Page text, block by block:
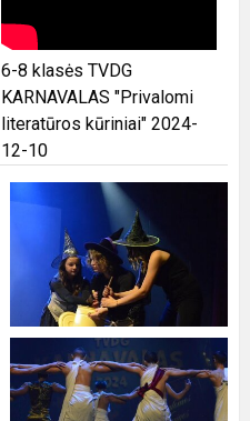
6-8 klasės TVDG
KARNAVALAS "Privalomi
literatūros kūriniai" 2024-
12-10